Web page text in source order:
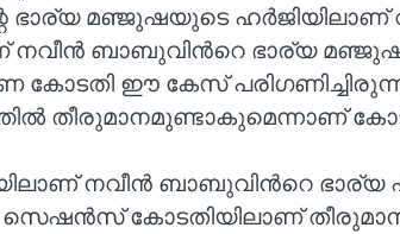
ഭാര്യ മഞ്ജുഷയുടെ ഹർജിയിലാണ്
നവീൻ ബാബുവിന്‍റെ ഭാര്യ
കോടതി ഈ കേസ്
തീരുമാനമുണ്ടാകുമെന്നാണ്
നവീൻ ബാബുവിന്‍റെ ഭാര്യ
സെഷന്‍സ് കോടതിയിലാണ്